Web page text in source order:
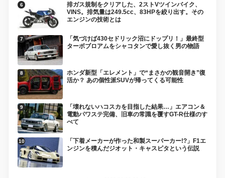
排ガス規制をクリアした、2ストVツインバイク、
VINS。排気量は249.5cc、83HPを絞り出す。その
エンジンの技術とは
「気づけば430セドリック沼にドップリ！」最終型
ターボブロアムをシャコタンで愛し抜く男の物語
ホンダ新型「エレメント」で“まさかの観音開き”復
活か？ あの個性派SUVが帰ってくる可能性
「壊れないハコスカを目指した結果…」エアコン＆
電動パワステ完備、旧車の常識を覆すGT-R仕様のす
べて
「下着メーカーが作った和製スーパーカー!?」F1エ
ンジンを積んだジオット・キャスピタという伝説